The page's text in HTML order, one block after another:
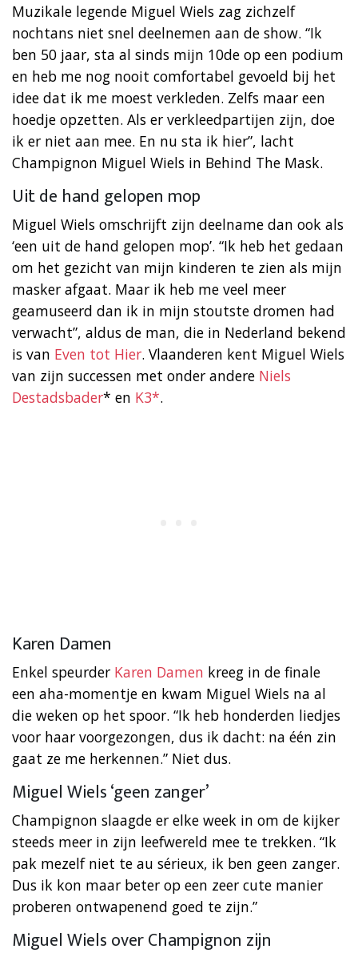
Muzikale legende Miguel Wiels zag zichzelf
nochtans niet snel deelnemen aan de show. “Ik
ben 50 jaar, sta al sinds mijn 10de op een podium
en heb me nog nooit comfortabel gevoeld bij het
idee dat ik me moest verkleden. Zelfs maar een
hoedje opzetten. Als er verkleedpartijen zijn, doe
ik er niet aan mee. En nu sta ik hier”, lacht
Champignon Miguel Wiels in Behind The Mask.
Uit de hand gelopen mop
Miguel Wiels omschrijft zijn deelname dan ook als
‘een uit de hand gelopen mop’. “Ik heb het gedaan
om het gezicht van mijn kinderen te zien als mijn
masker afgaat. Maar ik heb me veel meer
geamuseerd dan ik in mijn stoutste dromen had
verwacht”, aldus de man, die in Nederland bekend
is van Even tot Hier. Vlaanderen kent Miguel Wiels
van zijn successen met onder andere Niels
Destadsbader* en K3*.
Karen Damen
Enkel speurder Karen Damen kreeg in de finale
een aha-momentje en kwam Miguel Wiels na al
die weken op het spoor. “Ik heb honderden liedjes
voor haar voorgezongen, dus ik dacht: na één zin
gaat ze me herkennen.” Niet dus.
Miguel Wiels ‘geen zanger’
Champignon slaagde er elke week in om de kijker
steeds meer in zijn leefwereld mee te trekken. “Ik
pak mezelf niet te au sérieux, ik ben geen zanger.
Dus ik kon maar beter op een zeer cute manier
proberen ontwapenend goed te zijn.”
Miguel Wiels over Champignon zijn